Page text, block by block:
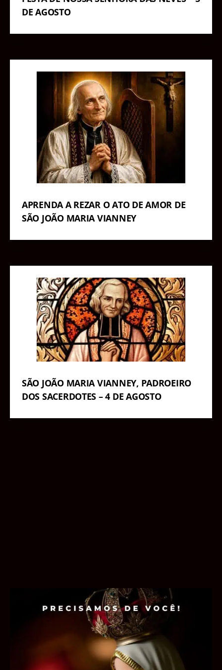
DE AGOSTO
APRENDA A REZAR O ATO DE AMOR DE
SÃO JOÃO MARIA VIANNEY
SÃO JOÃO MARIA VIANNEY, PADROEIRO
DOS SACERDOTES – 4 DE AGOSTO